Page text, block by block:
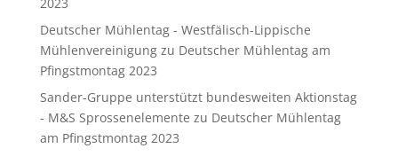
Deutscher Mühlentag - Westfälisch-Lippische
Mühlenvereinigungzu Deutscher Mühlentag am
Pfingstmontag 2023
Sander-Gruppe unterstützt bundesweiten Aktionstag
- M&S Sprossenelemente zu Deutscher Mühlentag
am Pfingstmontag 2023